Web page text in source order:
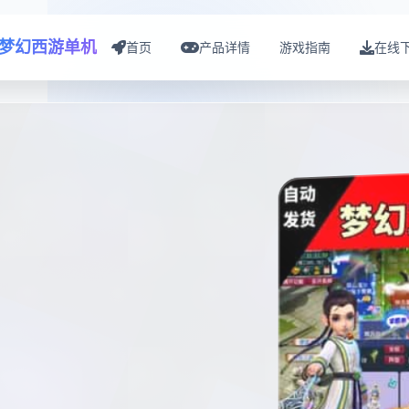
幻西游单机 首页 产品详情 游戏指南 在线